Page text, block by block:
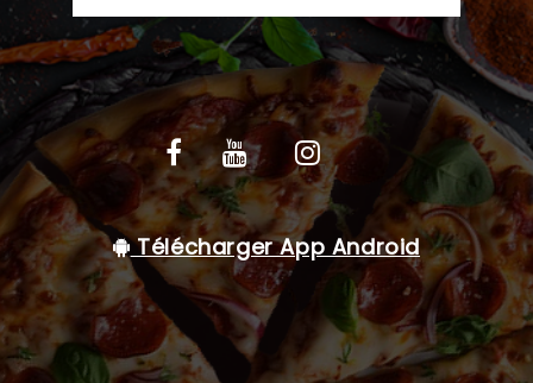
Télécharger App Android